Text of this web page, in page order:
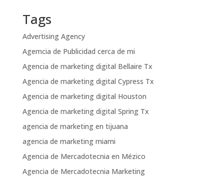
Tags
Advertising Agency
Agemcia de Publicidad cerca de mi
Agencia de marketing digital Bellaire Tx
Agencia de marketing digital Cypress Tx
Agencia de marketing digital Houston
Agencia de marketing digital Spring Tx
agencia de marketing en tijuana
agencia de marketing miami
Agencia de Mercadotecnia en Mézico
Agencia de Mercadotecnia Marketing